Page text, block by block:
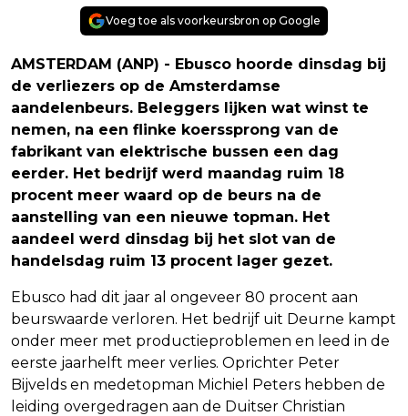
Voeg toe als voorkeursbron op Google
AMSTERDAM (ANP) - Ebusco hoorde dinsdag bij
de verliezers op de Amsterdamse
aandelenbeurs. Beleggers lijken wat winst te
nemen, na een flinke koerssprong van de
fabrikant van elektrische bussen een dag
eerder. Het bedrijf werd maandag ruim 18
procent meer waard op de beurs na de
aanstelling van een nieuwe topman. Het
aandeel werd dinsdag bij het slot van de
handelsdag ruim 13 procent lager gezet.
Ebusco had dit jaar al ongeveer 80 procent aan
beurswaarde verloren. Het bedrijf uit Deurne kampt
onder meer met productieproblemen en leed in de
eerste jaarhelft meer verlies. Oprichter Peter
Bijvelds en medetopman Michiel Peters hebben de
leiding overgedragen aan de Duitser Christian